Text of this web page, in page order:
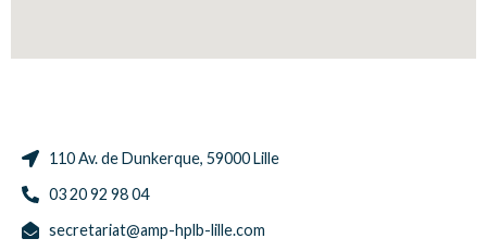
110 Av. de Dunkerque, 59000 Lille
03 20 92 98 04
secretariat@amp-hplb-lille.com